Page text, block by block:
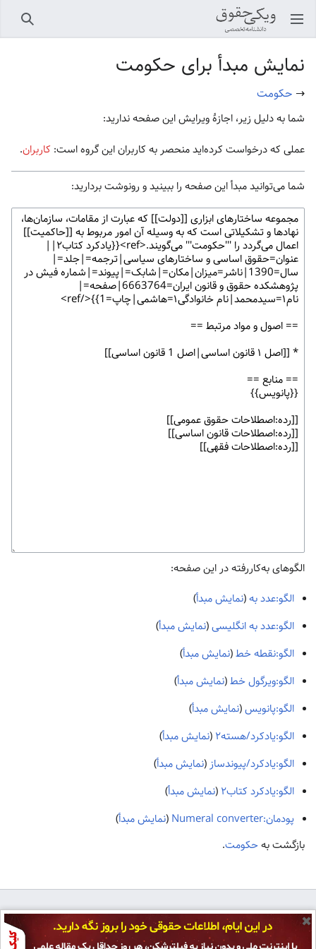
باز کردن منو اصلی جستجو
نمایش مبدأ برای حکومت
→ حکومت
شما به دلیل زیر، اجازهٔ ویرایش این صفحه ندارید:
عملی که درخواست کرده‌اید منحصر به کاربران این گروه است: کاربران.
شما می‌توانید مبدأ این صفحه را ببینید و رونوشت بردارید:
الگوهای به‌کاررفته در این صفحه:
الگو:عدد به(نمایش مبدأ)
الگو:عدد به انگلیسی(نمایش مبدأ)
الگو:نقطه خط(نمایش مبدأ)
الگو:ویرگول خط(نمایش مبدأ)
الگو:پانویس(نمایش مبدأ)
الگو:یادکرد/هسته۲ (نمایش مبدأ)
الگو:یادکرد/پیوندساز(نمایش مبدأ)
الگو:یادکرد کتاب۲ (نمایش مبدأ)
پودمان:Numeral converter
(نمایش مبدأ)
بازگشت بهحکومت.
✖